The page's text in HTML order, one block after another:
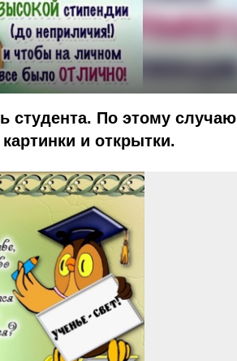
студента. По этому случаю
и открытки.